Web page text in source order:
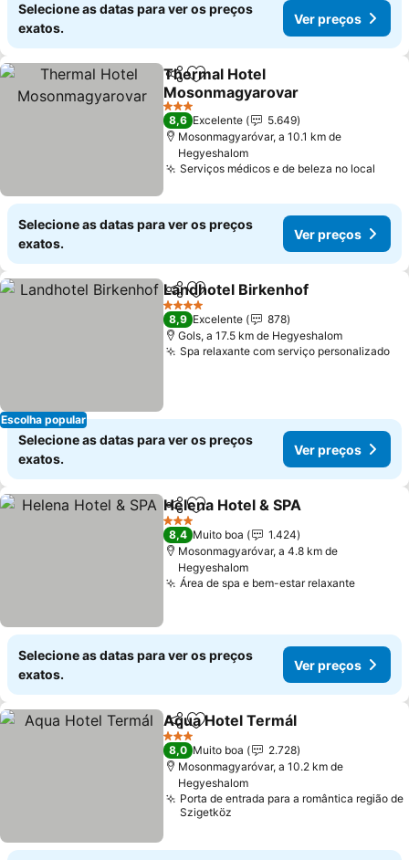
Selecione as datas para ver os preços
exatos.
Ver preços
PartilharAdicionar aos favoritos
Thermal Hotel
Mosonmagyarovar
3 Estrelas
8,6 Excelente
5.649
Mosonmagyaróvar, a 10.1 km de
Hegyeshalom
Serviços médicos e de beleza no local
Selecione as datas para ver os preços
exatos.
Ver preços
Escolha popular
PartilharAdicionar aos favoritos
Landhotel Birkenhof
4 Estrelas
8,9 Excelente
878
Gols, a 17.5 km de Hegyeshalom
Spa relaxante com serviço personalizado
Selecione as datas para ver os preços
exatos.
Ver preços
PartilharAdicionar aos favoritos
Helena Hotel & SPA
3 Estrelas
8,4 Muito boa
1.424
Mosonmagyaróvar, a 4.8 km de
Hegyeshalom
Área de spa e bem-estar relaxante
Selecione as datas para ver os preços
exatos.
Ver preços
PartilharAdicionar aos favoritos
Aqua Hotel Termál
3 Estrelas
8,0 Muito boa
2.728
Mosonmagyaróvar, a 10.2 km de
Hegyeshalom
Porta de entrada para a romântica região de
Szigetköz